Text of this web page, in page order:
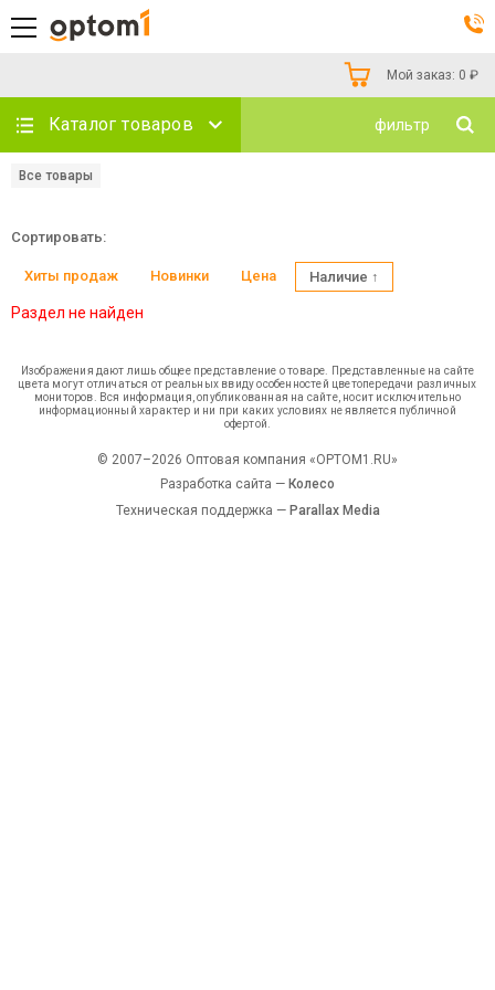
Мой заказ: 0 ₽
Каталог товаров фильтр
Все товары
Сортировать:
Хиты продаж Новинки Цена Наличие ↑
Раздел не найден
Изображения дают лишь общее представление о товаре. Представленные на сайте
цвета могут отличаться от реальных ввиду особенностей цветопередачи различных
мониторов. Вся информация, опубликованная на сайте, носит исключительно
информационный характер и ни при каких условиях не является публичной
офертой.
© 2007–2026 Оптовая компания «OPTOM1.RU»
Разработка сайта — Колесо
Техническая поддержка — Parallax Media